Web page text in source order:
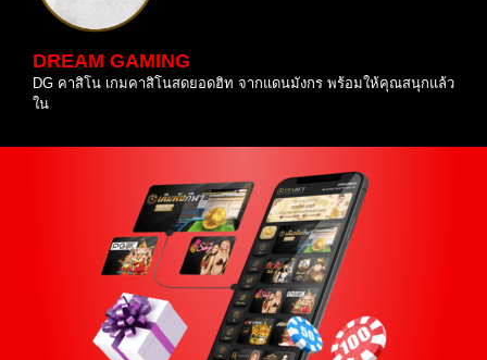
DREAM GAMING
DG คาสิโน เกมคาสิโนสดยอดฮิท จากแดนมังกร พร้อมให้คุณสนุกแล้ว
ใน